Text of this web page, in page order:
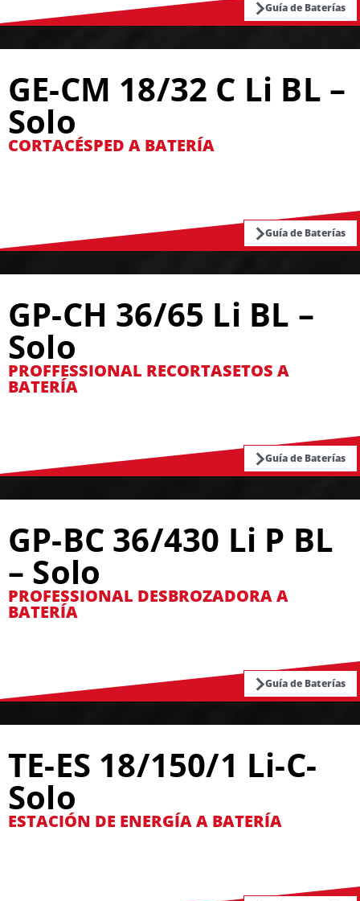
Guía de Baterías
GE-CM 18/32 C Li BL –
Solo
CORTACÉSPED A BATERÍA
Guía de Baterías
GP-CH 36/65 Li BL –
Solo
PROFFESSIONAL RECORTASETOS A
BATERÍA
Guía de Baterías
GP-BC 36/430 Li P BL
– Solo
PROFESSIONAL DESBROZADORA A
BATERÍA
Guía de Baterías
TE-ES 18/150/1 Li-C-
Solo
ESTACIÓN DE ENERGÍA A BATERÍA